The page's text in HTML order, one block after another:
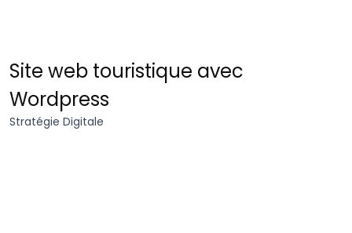
Village
Flottant
Site web touristique avec
Wordpress
Stratégie Digitale